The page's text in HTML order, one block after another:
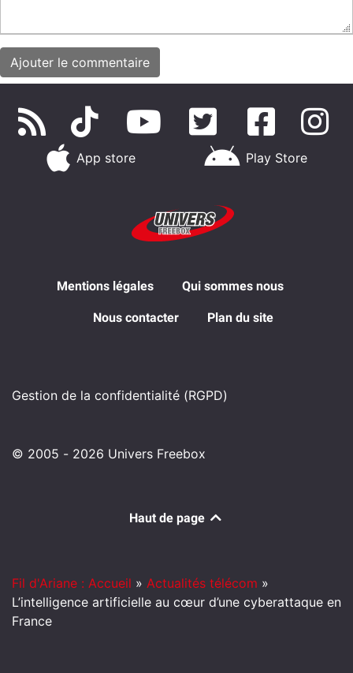
App store Play Store
Mentions légales Qui sommes nous
Nous contacter Plan du site
Gestion de la confidentialité (RGPD)
© 2005 - 2026 Univers Freebox
Haut de page
Fil d'Ariane : Accueil » Actualités télécom »
L’intelligence artificielle au cœur d’une cyberattaque en
France